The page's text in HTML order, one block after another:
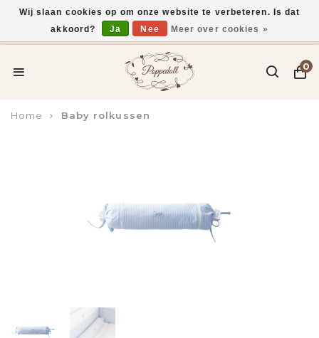
Voor 15:00 uur besteld, vandaag verzonden*
0
Home Baby rolkussen
Wij slaan cookies op om onze website te verbeteren. Is dat
akkoord?
Ja Nee Meer over cookies »